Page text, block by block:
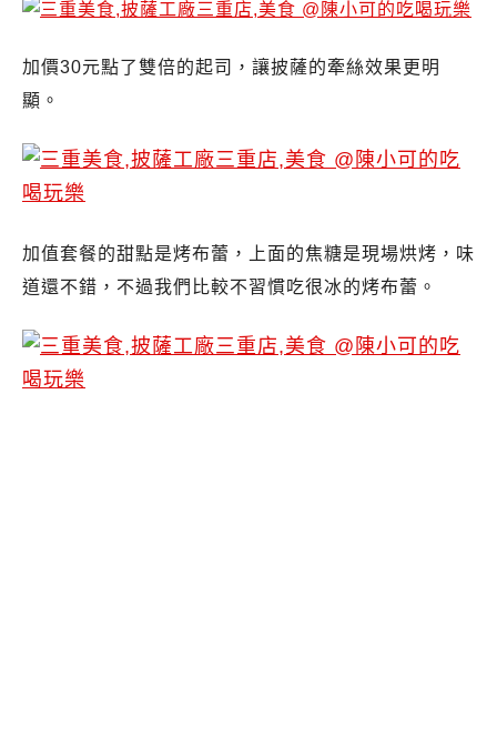
加價30元點了雙倍的起司，讓披薩的牽絲效果更明
顯。
加值套餐的甜點是烤布蕾，上面的焦糖是現場烘烤，味
道還不錯，不過我們比較不習慣吃很冰的烤布蕾。